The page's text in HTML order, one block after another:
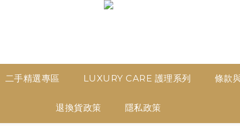
二手精選專區 LUXURY CARE 護理系列 條款
退換貨政策 隱私政策